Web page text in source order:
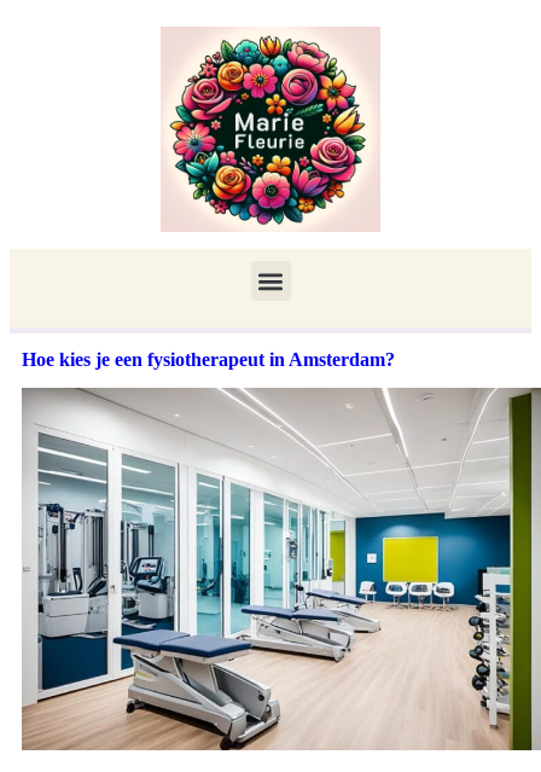
Hoe kies je een fysiotherapeut in Amsterdam?